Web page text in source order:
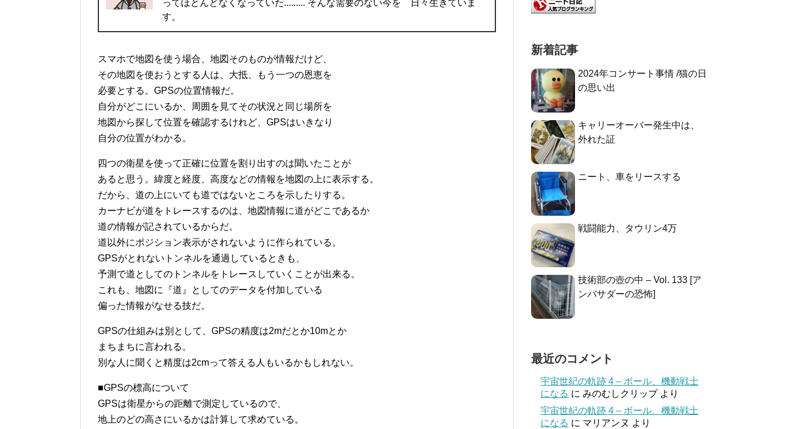
ってほとんどなくなっていた......... そんな需要のない今を 日々生きていま
す。
スマホで地図を使う場合、地図そのものが情報だけど、
その地図を使おうとする人は、大抵、もう一つの恩恵を
必要とする。GPSの位置情報だ。
自分がどこにいるか、周囲を見てその状況と同じ場所を
地図から探して位置を確認するけれど、GPSはいきなり
自分の位置がわかる。
四つの衛星を使って正確に位置を割り出すのは聞いたことが
あると思う。緯度と経度、高度などの情報を地図の上に表示する。
だから、道の上にいても道ではないところを示したりする。
カーナビが道をトレースするのは、地図情報に道がどこであるか
道の情報が記されているからだ。
道以外にポジション表示がされないように作られている。
GPSがとれないトンネルを通過しているときも、
予測で道としてのトンネルをトレースしていくことが出来る。
これも、地図に『道』としてのデータを付加している
偏った情報がなせる技だ。
GPSの仕組みは別として、GPSの精度は2mだとか10mとか
まちまちに言われる。
別な人に聞くと精度は2cmって答える人もいるかもしれない。
■GPSの標高について
GPSは衛星からの距離で測定しているので、
地上のどの高さにいるかは計算して求めている。
新着記事
2024年コンサート事情 /猫の日
の思い出
キャリーオーバー発生中は、
外れた証
ニート、車をリースする
戦闘能力、タウリン4万
技術部の壺の中 – Vol. 133 [ア
ンバサダーの恐怖]
最近のコメント
宇宙世紀の軌跡 4 – ボール、機動戦士
になる に みのむしクリップより
宇宙世紀の軌跡 4 – ボール、機動戦士
になる に マリアンヌ より